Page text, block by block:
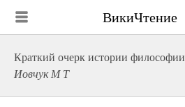
ВикиЧтение
Краткий очерк истории философии
Иовчук М Т